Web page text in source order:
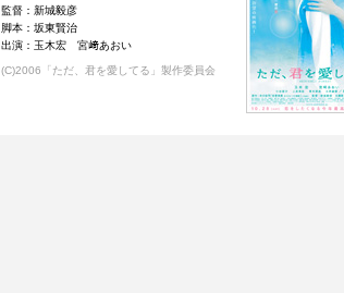
監督：新城毅彦
脚本：坂東賢治
出演：玉木宏 宮﨑あおい
(C)2006「ただ、君を愛してる」製作委員会